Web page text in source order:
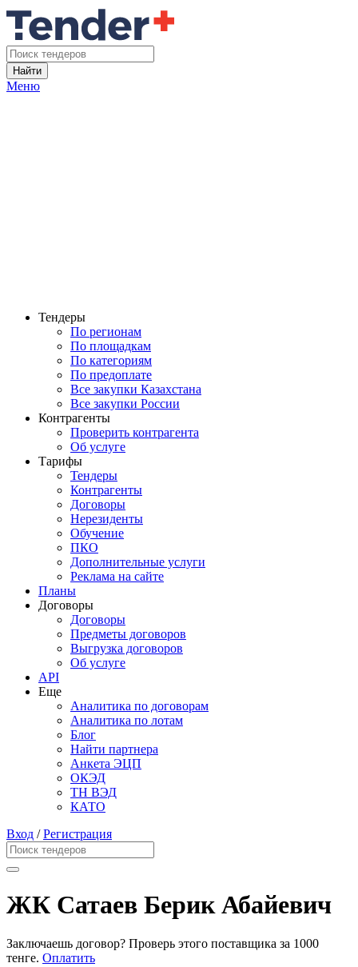
Найти
Меню
Тендеры
По регионам
По площадкам
По категориям
По предоплате
Все закупки Казахстана
Все закупки России
Контрагенты
Проверить контрагента
Об услуге
Тарифы
Тендеры
Контрагенты
Договоры
Нерезиденты
Обучение
ПКО
Дополнительные услуги
Реклама на сайте
Планы
Договоры
Договоры
Предметы договоров
Выгрузка договоров
Об услуге
API
Еще
Аналитика по договорам
Аналитика по лотам
Блог
Найти партнера
Анкета ЭЦП
ОКЭД
ТН ВЭД
КАТО
Вход /Регистрация
ЖК Сатаев Берик Абайевич
Заключаешь договор? Проверь этого поставщика за 1000
тенге. Оплатить